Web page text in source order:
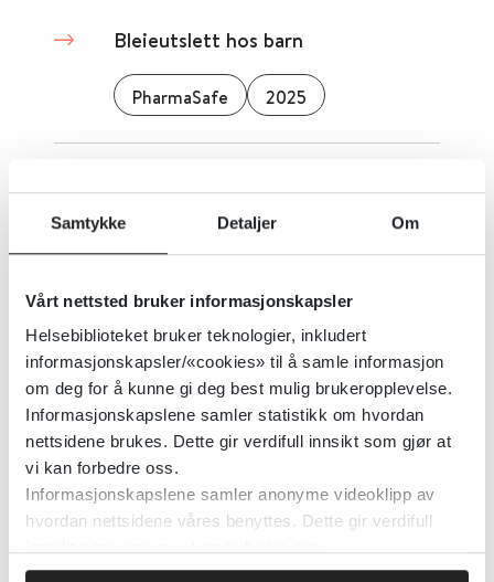
Samtykke Detaljer Om
Vårt nettsted bruker informasjonskapsler
Helsebiblioteket bruker teknologier, inkludert
informasjonskapsler/«cookies» til å samle informasjon
om deg for å kunne gi deg best mulig brukeropplevelse.
Informasjonskapslene samler statistikk om hvordan
nettsidene brukes. Dette gir verdifull innsikt som gjør at
vi kan forbedre oss.
Informasjonskapslene samler anonyme videoklipp av
hvordan nettsidene våres benyttes. Dette gir verdifull
Bleieutslett hos barn
PharmaSafe 2025
Feber hos barn
Flaskemating
PharmaSafe 2024
Forstoppelse hos barn: råd fra
Pharmasafe
PharmaSafe 2025